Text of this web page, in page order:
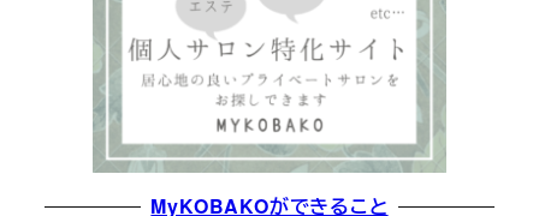
MyKOBAKOができること